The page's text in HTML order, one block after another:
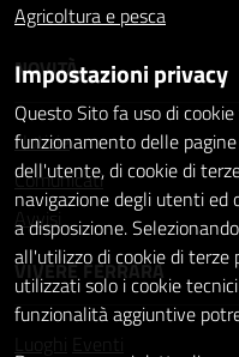
Agricoltura e pesca
NOVITÀ
Notizie
Comunicati
Avvisi
VIVERE FERRARA
Luoghi
Eventi
Impostazioni privacy
Questo Sito fa uso di
funzionamento delle
dell'utente, di cookie di
navigazione degli utenti ed
a disposizione.
all'utilizzo di cookie di
utilizzati solo i cookie
funzionalità aggiuntive